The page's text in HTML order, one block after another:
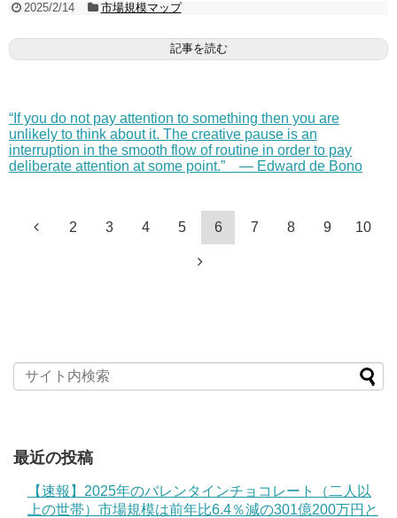
2025/2/14 市場規模マップ
記事を読む
“If you do not pay attention to something then you are
unlikely to think about it. The creative pause is an
interruption in the smooth flow of routine in order to pay
deliberate attention at some point.” — Edward de Bono
2 3 4 5 6 7 8 9 10
最近の投稿
【速報】2025年のバレンタインチョコレート（二人以
上の世帯）市場規模は前年比6.4％減の301億200万円と